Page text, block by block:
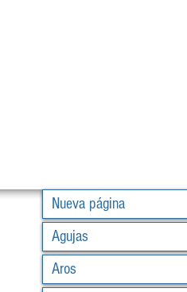
Nueva página
Agujas
Aros